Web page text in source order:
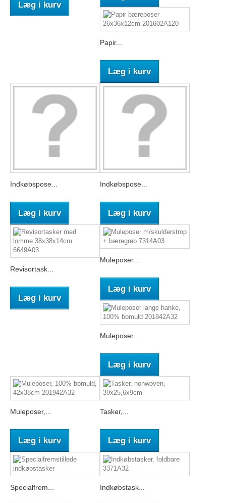
Læg i kurv
Papir...
Læg i kurv
Indkøbspose...
Læg i kurv
Indkøbspose...
Læg i kurv
Revisortask...
Læg i kurv
Muleposer...
Læg i kurv
Muleposer...
Læg i kurv
Muleposer,...
Læg i kurv
Tasker,...
Læg i kurv
Specialfrem... Indkøbstask...